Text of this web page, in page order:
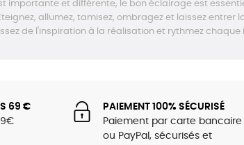
importante et différente, le bon éclairage est
allumez, tamisez, ombragez et laissez entrer
de l'inspiration à la réalisation et rythmez
69 €
PAIEMENT 100% SÉCURISÉ
Paiement par carte bancaire
ou PayPal, sécurisés et